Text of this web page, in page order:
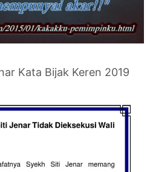
Kata Bijak Keren 2019